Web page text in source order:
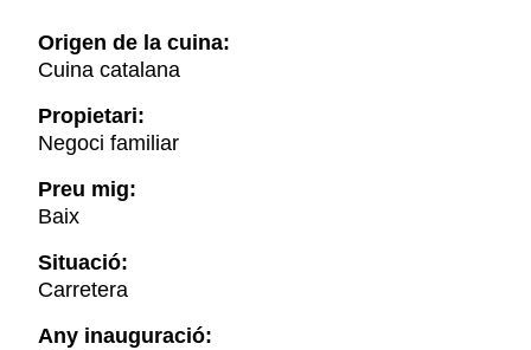
Origen de la cuina:
Cuina catalana
Propietari:
Negoci familiar
Preu mig:
Baix
Situació:
Carretera
Any inauguració: